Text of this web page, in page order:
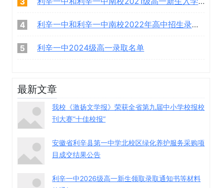
4 利辛一中和利辛一中南校2022年高中招生录取名单
5 利辛一中2024级高一录取名单
最新文章
我校《激扬文学报》荣获全省第九届中小学校报校
刊大赛“十佳校报”
安徽省利辛县第一中学北校区绿化养护服务采购项
目成交结果公告
利辛一中2026级高一新生领取录取通知书等材料